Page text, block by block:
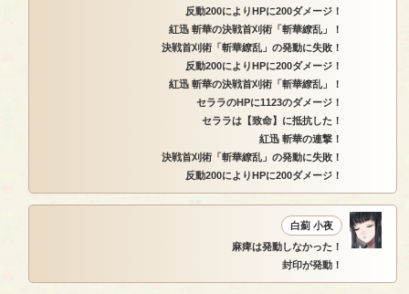
反動200によりHPに200ダメージ！
紅迅 斬華の決戦首刈術「斬華繚乱」！
決戦首刈術「斬華繚乱」の発動に失敗！
反動200によりHPに200ダメージ！
紅迅 斬華の決戦首刈術「斬華繚乱」！
セララのHPに1123のダメージ！
セララは【致命】に抵抗した！
紅迅 斬華の連撃！
決戦首刈術「斬華繚乱」の発動に失敗！
反動200によりHPに200ダメージ！
白薊 小夜
麻痺は発動しなかった！
封印が発動！